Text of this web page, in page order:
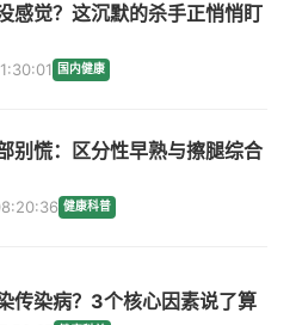
感觉？这沉默的杀手正悄悄盯
国内健康
别慌：区分性早熟与擦腿综合
健康科普
传染病？3个核心因素说了算